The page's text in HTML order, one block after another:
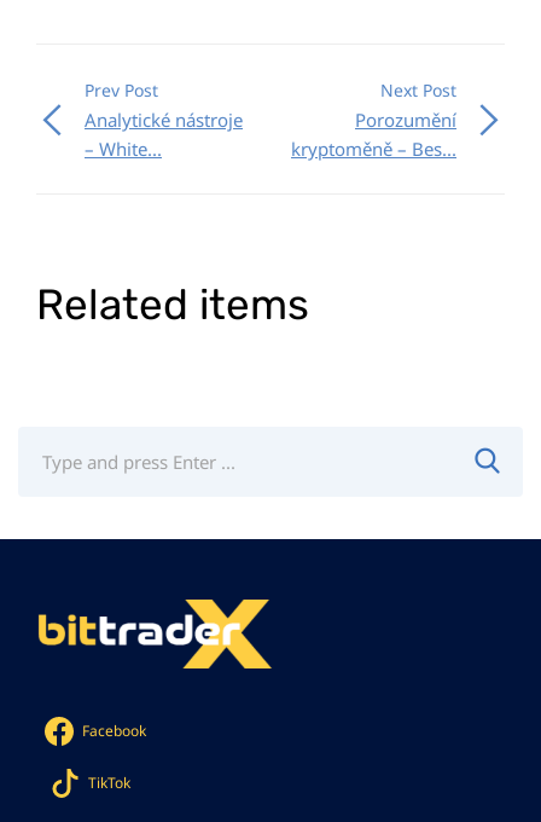
Prev Post
Analytické nástroje
– White...
Next Post
Porozumění
kryptoměně – Bes...
Related items
Facebook
TikTok